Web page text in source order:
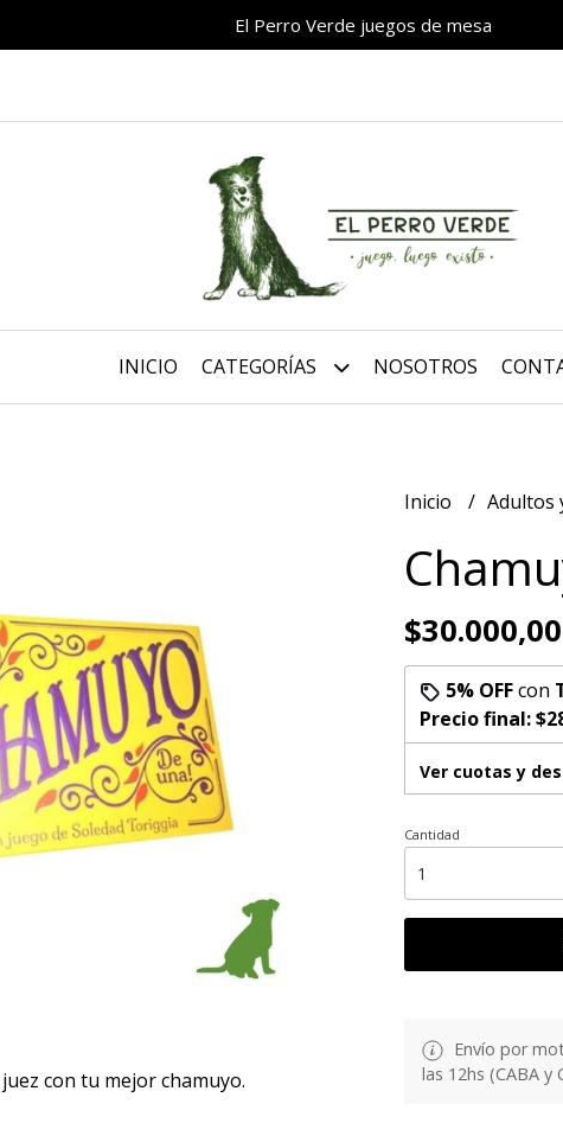
El Perro Verde juegos de mesa
INICIO CATEGORÍAS NOSOTROS
con tu mejor chamuyo.
Inicio Adultos
$30.000,00
5% OFFcon
Precio final:
Ver cuotas y
Cantidad
Envío por
las 12hs (CABA y